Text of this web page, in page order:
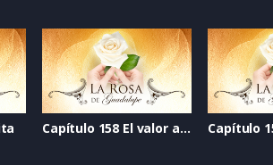
Capítulo 158 El valor adecuado